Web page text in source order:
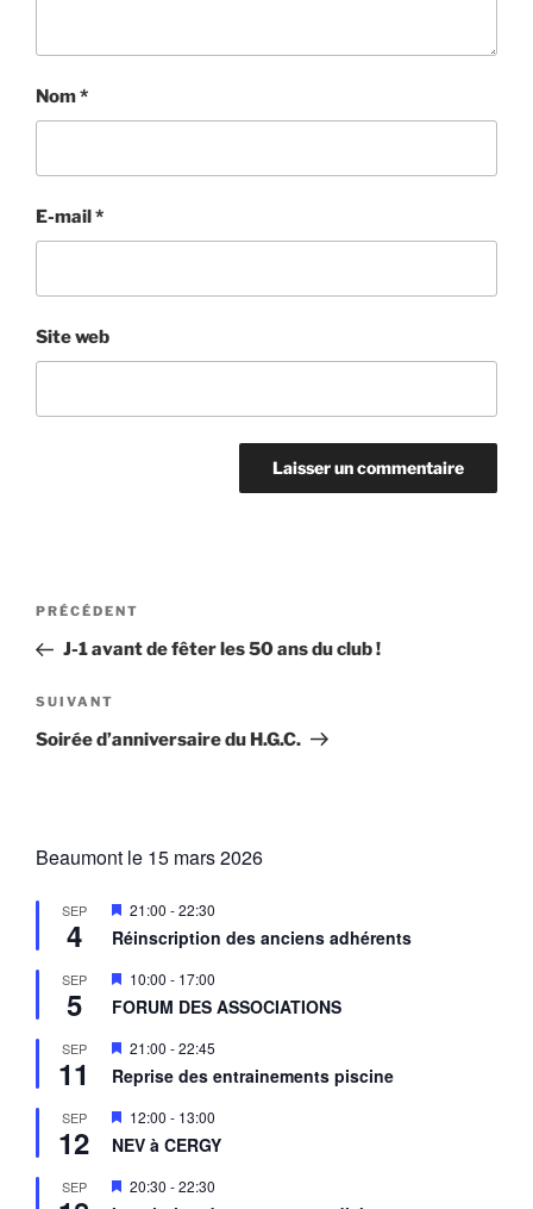
Nom*
E-mail*
Site web
Navigation
l’article
Article
précédent
PRÉCÉDENT
J-1 avant de fêter les 50 ans du club !
Article
suivant
SUIVANT
Soirée d’anniversaire du H.G.C.
Beaumont le 15 mars 2026
SEP
4
M
i
s
n
a
a
n
t
21:00 -22:30
Réinscription des anciens adhérents
SEP
5
M
i
s
n
a
v
a
n
t
10:00 - 17:00
FORUM DES ASSOCIATIONS
SEP
11
M
s
n
a
a
n
21:00 -22:45
Reprise des entrainements piscine
SEP
12
M
i
s
n
12:00 - 13:00
NEV à CERGY
SEP
M
20:30 -22:30